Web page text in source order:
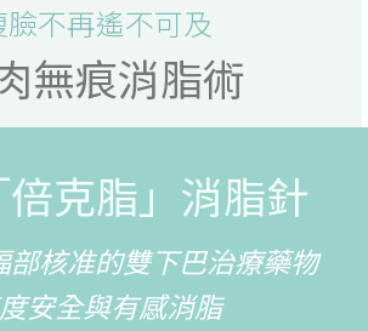
臉不再遙不可及
無痕消脂術
克脂」消脂針
部核准的雙下巴治療藥物
安全與有感消脂